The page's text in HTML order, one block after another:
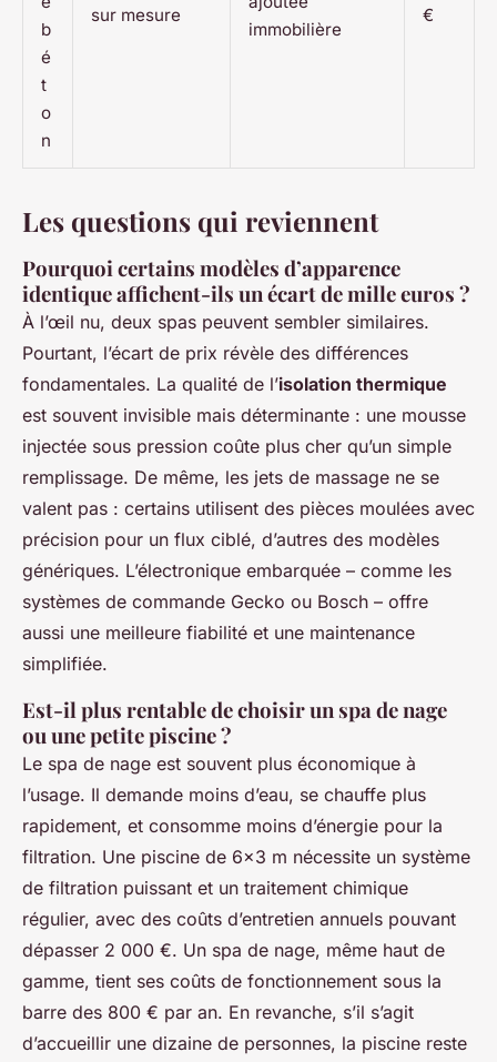
b
é
t
o
n
sur mesure
immobilière
€
Les questions qui reviennent
Pourquoi certains modèles d’apparence
identique affichent-ils un écart de mille euros ?
À l’œil nu, deux spas peuvent sembler similaires.
Pourtant, l’écart de prix révèle des différences
fondamentales. La qualité de l’isolation thermique
est souvent invisible mais déterminante : une mousse
injectée sous pression coûte plus cher qu’un simple
remplissage. De même, les jets de massage ne se
valent pas : certains utilisent des pièces moulées avec
précision pour un flux ciblé, d’autres des modèles
génériques. L’électronique embarquée – comme les
systèmes de commande Gecko ou Bosch – offre
aussi une meilleure fiabilité et une maintenance
simplifiée.
Est-il plus rentable de choisir un spa de nage
ou une petite piscine ?
Le spa de nage est souvent plus économique à
l’usage. Il demande moins d’eau, se chauffe plus
rapidement, et consomme moins d’énergie pour la
filtration. Une piscine de 6×3 m nécessite un système
de filtration puissant et un traitement chimique
régulier, avec des coûts d’entretien annuels pouvant
dépasser 2 000 €. Un spa de nage, même haut de
gamme, tient ses coûts de fonctionnement sous la
barre des 800 € par an. En revanche, s’il s’agit
d’accueillir une dizaine de personnes, la piscine reste